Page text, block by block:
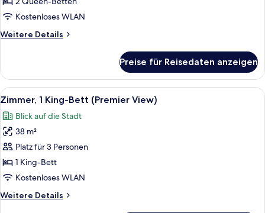
2 Queen-
Betten
anzeigen
Kostenloses WLAN
Weitere Details
Weitere
Zimmer,
2 Queen-
Betten
Preise für Reisedaten anzeigen
Alle
Fotos
für
Zimmer,
1 King-
Bett
(Premier
anzeigen
Ein Hotelzimmer mit Glastisch,
17
Zimmer, 1 King-Bett (Premier View)
Blick auf die Stadt
38 m²
Platz für 3 Personen
1 King-Bett
Kostenloses WLAN
Weitere Details
Weitere